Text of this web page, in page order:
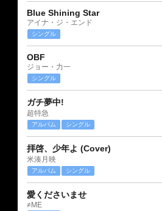
Blue Shining Star
アイナ・ジ・エンド
シングル
OBF
ジョー・力一
シングル
ガチ夢中!
超特急
アルバム シングル
拝啓、少年よ (Cover)
米湊月映
アルバム シングル
愛くださいませ
≠ME